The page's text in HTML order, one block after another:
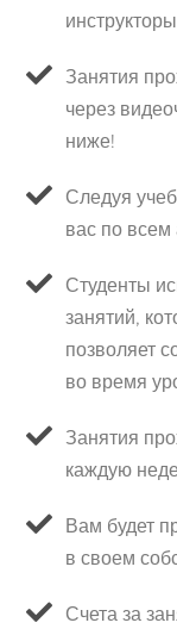
Занятия
через
ниже!
Следуя
вас по всем
Студенты
занятий,
позволяет
во время
Занятия
каждую
Вам будет
в своем
Счета за